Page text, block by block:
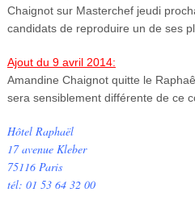
Chaignot sur Masterchef jeudi
candidats de reproduire un de ses
Ajout du 9 avril 2014:
Amandine Chaignot quitte le
sera sensiblement différente de ce
Hôtel Raphaël
17 avenue Kleber
75116 Paris
tél: 01 53 64 32 00